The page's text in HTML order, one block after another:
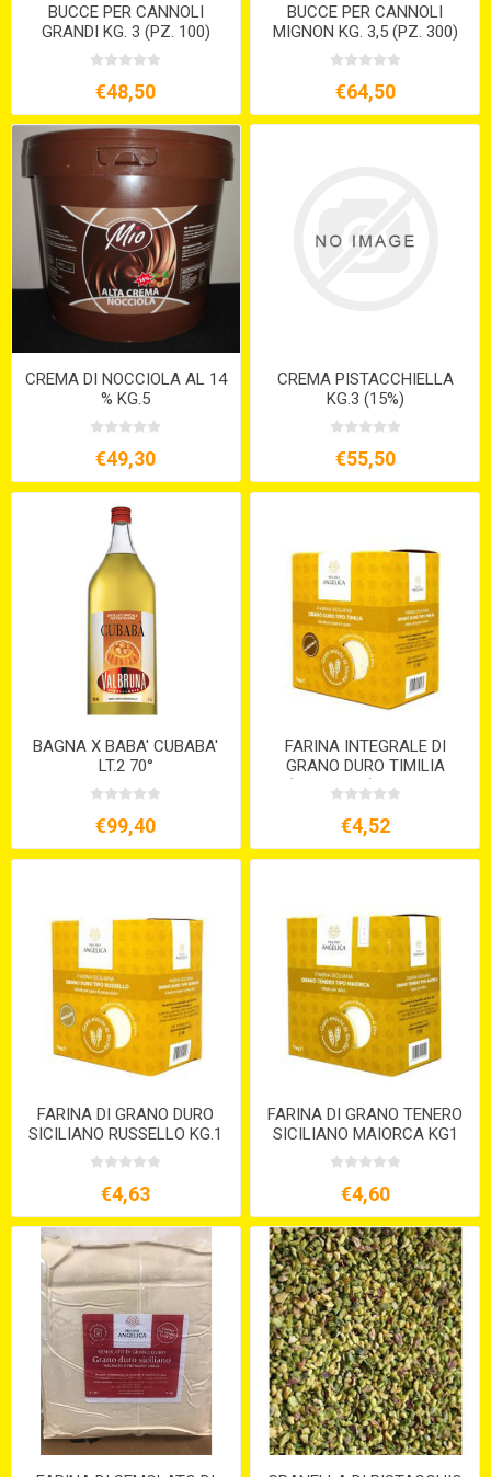
BUCCE PER CANNOLI
GRANDI KG. 3 (PZ. 100)
€48,50
BUCCE PER CANNOLI
MIGNON KG. 3,5 (PZ. 300)
€64,50
CREMA DI NOCCIOLA AL 14
% KG.5
€49,30
CREMA PISTACCHIELLA
KG.3 (15%)
€55,50
BAGNA X BABA' CUBABA'
LT.2 70°
€99,40
FARINA INTEGRALE DI
GRANO DURO TIMILIA
(TUMMINIA) KG.1 S/V
€4,52
FARINA DI GRANO DURO
SICILIANO RUSSELLO KG.1
S/V
€4,63
FARINA DI GRANO TENERO
SICILIANO MAIORCA KG1
€4,60